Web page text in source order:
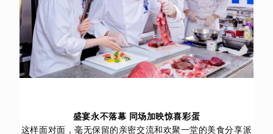
盛宴永不落幕 同场加映惊喜彩蛋
这样面对面，毫无保留的亲密交流和欢聚一堂的美食分享派